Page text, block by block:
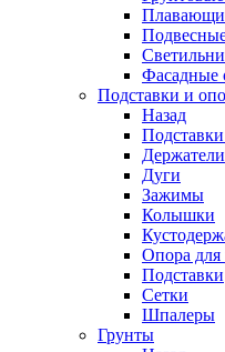
Фасадные
Подставки и
Назад
Держатели
Дуги
Зажимы
Колышки
Опора для
Подставки
Сетки
Шпалеры
Грунты